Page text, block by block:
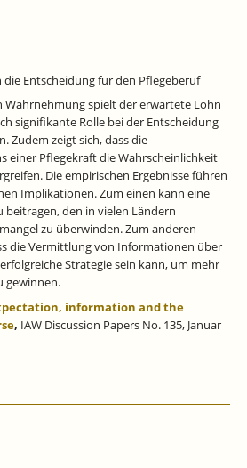
Entscheidung für den Pflegeberuf
Wahrnehmung spielt der erwartete Lohn
signifikante Rolle bei der Entscheidung
Zudem zeigt sich, dass die
einer Pflegekraft die Wahrscheinlichkeit
Die empirischen Ergebnisse führen
Implikationen. Zum einen kann eine
beitragen, den in vielen Ländern
zu überwinden. Zum anderen
die Vermittlung von Informationen über
Strategie sein kann, um mehr
gewinnen.
information and the
, IAW Discussion Papers No. 135, Januar